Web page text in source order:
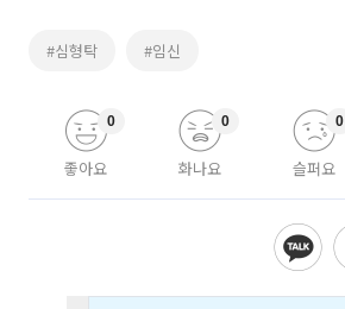
#심형탁 #임신
좋아요
0
화나요
0
슬퍼요
0